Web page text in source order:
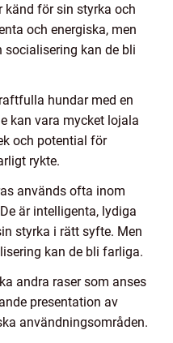
känd för sin styrka och
och energiska, men
kan de bli
hundar med en
kan vara mycket lojala
och potential för
rykte.
används ofta inom
är intelligenta, lydiga
styrka i rätt syfte. Men
kan de bli farliga.
andra raser som anses
presentation av
användningsområden.